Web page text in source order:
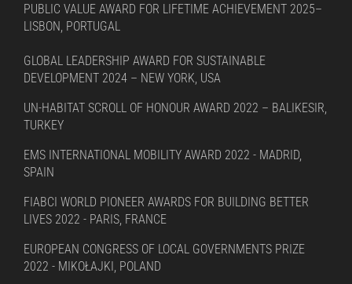
PUBLIC VALUE AWARD FOR LIFETIME ACHIEVEMENT 2025–
LISBON, PORTUGAL
GLOBAL LEADERSHIP AWARD FOR SUSTAINABLE
DEVELOPMENT 2024 – NEW YORK, USA
UN-HABITAT SCROLL OF HONOUR AWARD 2022 – BALIKESIR,
TURKEY
EMS INTERNATIONAL MOBILITY AWARD 2022 - MADRID,
SPAIN
FIABCI WORLD PIONEER AWARDS FOR BUILDING BETTER
LIVES 2022 - PARIS, FRANCE
EUROPEAN CONGRESS OF LOCAL GOVERNMENTS PRIZE
2022 - MIKOŁAJKI, POLAND